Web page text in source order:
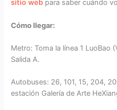
sitio web para saber cuándo
Cómo llegar:
Metro: Toma la línea 1 LuoBao
Salida A.
Autobuses: 26, 101, 15, 204,
estación Galería de Arte